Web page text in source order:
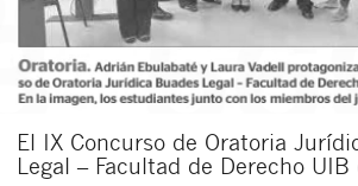
El IX Concurso de Oratoria
Legal – Facultad de Derecho